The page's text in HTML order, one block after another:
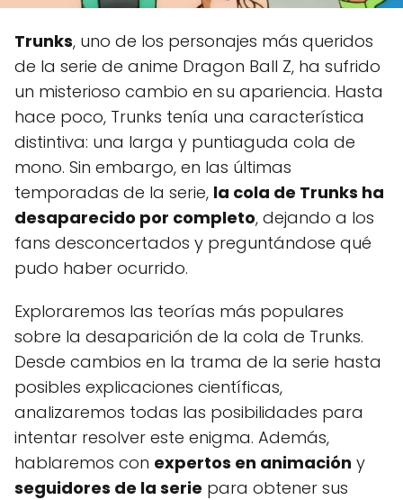
Trunks, uno de los personajes más queridos
de la serie de anime Dragon Ball Z, ha sufrido
un misterioso cambio en su apariencia. Hasta
hace poco, Trunks tenía una característica
distintiva: una larga y puntiaguda cola de
mono. Sin embargo, en las últimas
temporadas de la serie, la cola de Trunks ha
desaparecido por completo, dejando a los
fans desconcertados y preguntándose qué
pudo haber ocurrido.
Exploraremos las teorías más populares
sobre la desaparición de la cola de Trunks.
Desde cambios en la trama de la serie hasta
posibles explicaciones científicas,
analizaremos todas las posibilidades para
intentar resolver este enigma. Además,
hablaremos con expertos en animación y
seguidores de la serie para obtener sus